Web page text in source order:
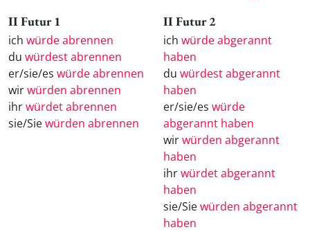
II Futur 1
ich würde abrennen
du würdest abrennen
er/sie/es würde abrennen
wirwürden abrennen
ihrwürdet abrennen
sie/Siewürden abrennen
II Futur 2
ich würde abgerannt
haben
du würdest abgerannt
haben
er/sie/es würde
abgerannt haben
wirwürden abgerannt
haben
ihrwürdet abgerannt
haben
sie/Siewürden abgerannt
haben